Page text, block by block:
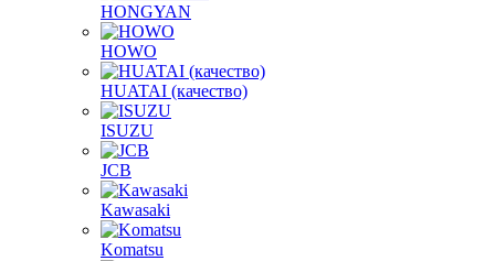
HONGYAN
HOWO
HUATAI (качество)
ISUZU
JCB
Kawasaki
Komatsu